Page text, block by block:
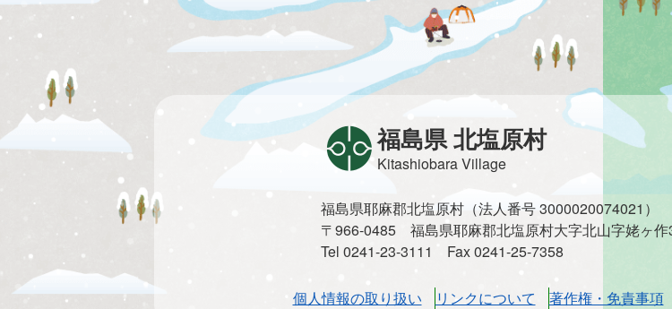
福島県 北塩原村
Kitashiobara Village
福島県耶麻郡北塩原村（法人番号 3000020074021）
〒966-0485 福島県耶麻郡北塩原村大字北山字姥ヶ
Tel 0241-23-3111 Fax 0241-25-7358
個人情報の取り扱い リンクについて 著作権・免責事項